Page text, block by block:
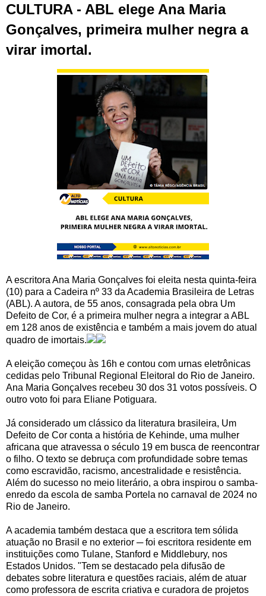
CULTURA - ABL elege Ana Maria
Gonçalves, primeira mulher negra a
virar imortal.
A escritora Ana Maria Gonçalves foi eleita nesta quinta-feira
(10) para a Cadeira nº 33 da Academia Brasileira de Letras
(ABL). A autora, de 55 anos, consagrada pela obra Um
Defeito de Cor, é a primeira mulher negra a integrar a ABL
em 128 anos de existência e também a mais jovem do atual
quadro de imortais.
A eleição começou às 16h e contou com urnas eletrônicas
cedidas pelo Tribunal Regional Eleitoral do Rio de Janeiro.
Ana Maria Gonçalves recebeu 30 dos 31 votos possíveis. O
outro voto foi para Eliane Potiguara.
Já considerado um clássico da literatura brasileira, Um
Defeito de Cor conta a história de Kehinde, uma mulher
africana que atravessa o século 19 em busca de reencontrar
o filho. O texto se debruça com profundidade sobre temas
como escravidão, racismo, ancestralidade e resistência.
Além do sucesso no meio literário, a obra inspirou o samba-
enredo da escola de samba Portela no carnaval de 2024 no
Rio de Janeiro.
A academia também destaca que a escritora tem sólida
atuação no Brasil e no exterior ─ foi escritora residente em
instituições como Tulane, Stanford e Middlebury, nos
Estados Unidos. "Tem se destacado pela difusão de
debates sobre literatura e questões raciais, além de atuar
como professora de escrita criativa e curadora de projetos